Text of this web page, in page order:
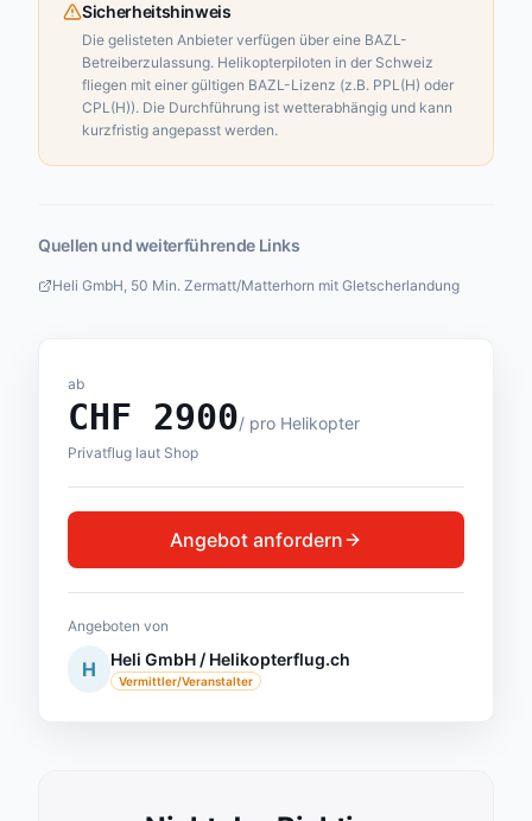
Sicherheitshinweis
Die gelisteten Anbieter verfügen über eine BAZL-
Betreiberzulassung. Helikopterpiloten in der Schweiz
fliegen mit einer gültigen BAZL-Lizenz (z.B. PPL(H) oder
CPL(H)). Die Durchführung ist wetterabhängig und kann
kurzfristig angepasst werden.
Quellen und weiterführende Links
Heli GmbH, 50 Min. Zermatt/Matterhorn mit Gletscherlandung
ab
CHF 2900/ pro Helikopter
Privatflug laut Shop
Angebot anfordern
Angeboten von
H Heli GmbH / Helikopterflug.ch
Vermittler/Veranstalter